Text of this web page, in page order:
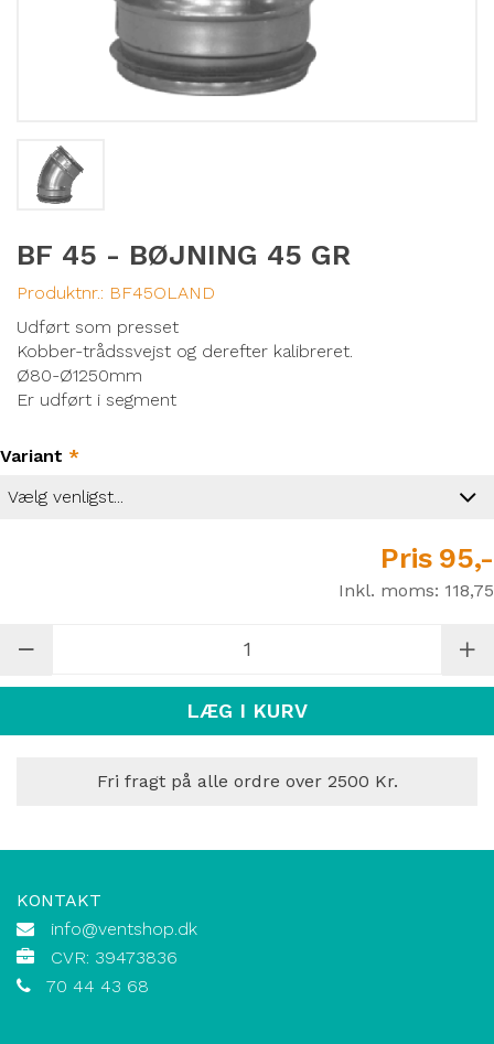
BF 45 - BØJNING 45 GR
Produktnr.: BF45OLAND
Udført som presset
Kobber-trådssvejst og derefter kalibreret.
Ø80-Ø1250mm
Er udført i segment
Variant *
Pris 95,-
Inkl. moms: 118,75
LÆG I KURV
Fri fragt på alle ordre over 2500 Kr.
KONTAKT
info@ventshop.dk
CVR: 39473836
70 44 43 68